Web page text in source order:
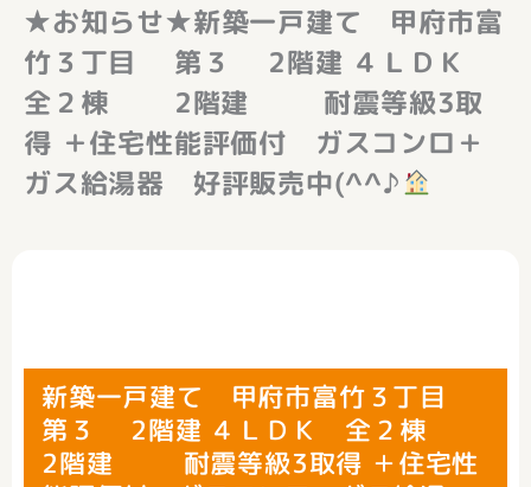
★お知らせ★新築一戸建て 甲府市富
竹３丁目 第３ 2階建 ４ＬＤＫ
全２棟 2階建 耐震等級3取
得 ＋住宅性能評価付 ガスコンロ＋
ガス給湯器 好評販売中(^^♪
新築一戸建て 甲府市富竹３丁目
第３ 2階建 ４ＬＤＫ 全２棟
2階建 耐震等級3取得 ＋住宅性